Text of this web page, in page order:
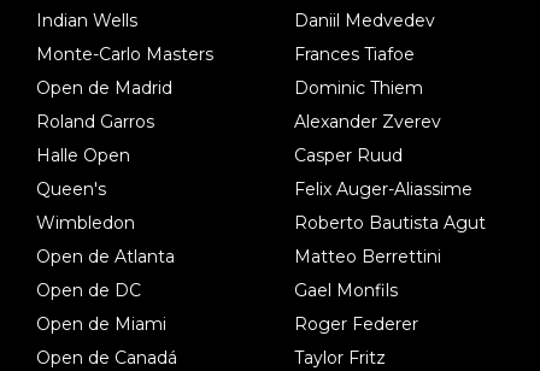
Indian Wells
Monte-Carlo Masters
Open de Madrid
Roland Garros
Halle Open
Queen's
Wimbledon
Open de Atlanta
Open de DC
Open de Miami
Open de Canadá
Daniil Medvedev
Frances Tiafoe
Dominic Thiem
Alexander Zverev
Casper Ruud
Felix Auger-Aliassime
Roberto Bautista Agut
Matteo Berrettini
Gael Monfils
Roger Federer
Taylor Fritz